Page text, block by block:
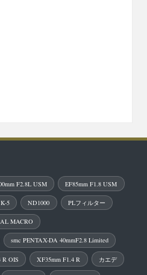
F2.8L USM EF85mm F1.8 USM
K-5 ND1000 PLフィルター
MACRO
smc PENTAX-DA 40mmF2.8 Limited
R OIS XF35mm F1.4 R カエデ